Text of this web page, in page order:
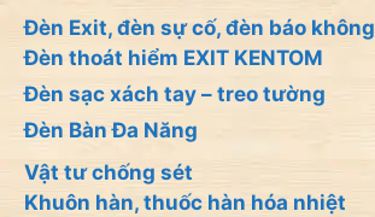
Đèn Exit, đèn sự cố, đèn báo không
Đèn thoát hiểm EXIT KENTOM
Đèn sạc xách tay – treo tường
Đèn Bàn Đa Năng
Vật tư chống sét
Khuôn hàn, thuốc hàn hóa nhiệt